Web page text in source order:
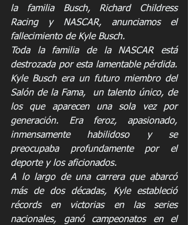
la familia Busch, Richard Childress
Racing y NASCAR, anunciamos el
fallecimiento de Kyle Busch.
Toda la familia de la NASCAR está
destrozada por esta lamentable pérdida.
Kyle Busch era un futuro miembro del
Salón de la Fama,  un talento único, de
los que aparecen una sola vez por
generación. Era feroz, apasionado,
inmensamente habilidoso y se
preocupaba profundamente por el
deporte y los aficionados.
A lo largo de una carrera que abarcó
más de dos décadas, Kyle estableció
récords en victorias en las series
nacionales, ganó campeonatos en el